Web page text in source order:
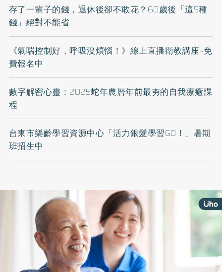
存了一輩子的錢，退休後卻不敢花？60歲後「這5種
錢」絕對不能省
《氣喘控制好，呼吸沒煩惱！》線上直播衛教講座~免
費報名中
數字解密心靈：2025蛇年農曆年前最夯的自我療癒課
程
台東市樂齡學習資源中心「活力銀髮學習GO！」暑期
班招生中